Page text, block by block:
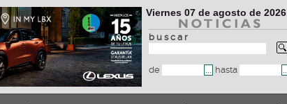
Viernes 07 de agosto de 2026
b u s c a r
de hasta